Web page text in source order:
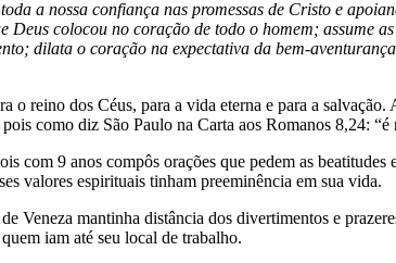
a nossa confiança nas promessas de Cristo e
Deus colocou no coração de todo o homem; assume
dilata o coração na expectativa da bem-
dos Céus, para a vida eterna e para a salvação.
como diz São Paulo na Carta aos Romanos 8,24: “é
9 anos compôs orações que pedem as beatitudes
valores espirituais tinham preeminência em sua vida.
mantinha distância dos divertimentos e
iam até seu local de trabalho.